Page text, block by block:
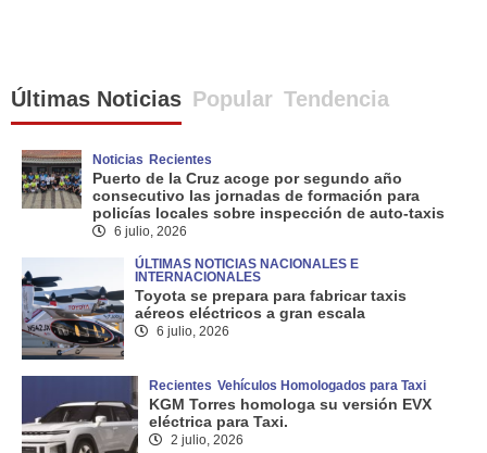
Últimas Noticias Popular Tendencia
Noticias Recientes
Puerto de la Cruz acoge por segundo año
consecutivo las jornadas de formación para
policías locales sobre inspección de auto-taxis
6 julio, 2026
ÚLTIMAS NOTICIAS NACIONALES E
INTERNACIONALES
Toyota se prepara para fabricar taxis
aéreos eléctricos a gran escala
6 julio, 2026
Recientes Vehículos Homologados para Taxi
KGM Torres homologa su versión EVX
eléctrica para Taxi.
2 julio, 2026